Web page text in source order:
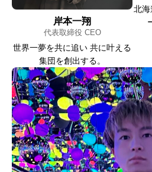
岸本一翔
代表取締役 CEO
世界一夢を共に追い 共に叶える
集団を創出する。
北海